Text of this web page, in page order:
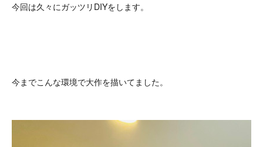
今回は久々にガッツリDIYをします。
今までこんな環境で大作を描いてました。